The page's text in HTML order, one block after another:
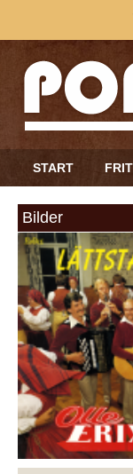
START
Bilder